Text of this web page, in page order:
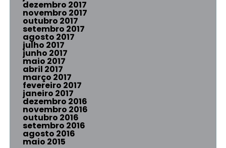
dezembro 2017
novembro 2017
outubro 2017
setembro 2017
agosto 2017
julho 2017
junho 2017
maio 2017
abril 2017
março 2017
fevereiro 2017
janeiro 2017
dezembro 2016
novembro 2016
outubro 2016
setembro 2016
agosto 2016
maio 2015